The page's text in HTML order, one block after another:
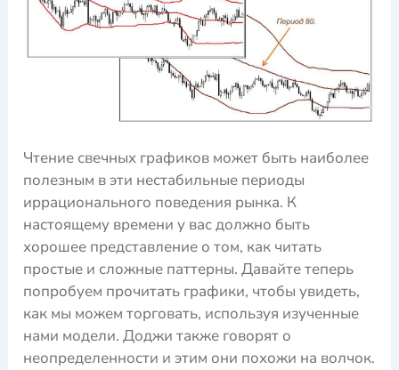
Чтение свечных графиков может быть наиболее
полезным в эти нестабильные периоды
иррационального поведения рынка. К
настоящему времени у вас должно быть
хорошее представление о том, как читать
простые и сложные паттерны. Давайте теперь
попробуем прочитать графики, чтобы увидеть,
как мы можем торговать, используя изученные
нами модели. Доджи также говорят о
неопределенности и этим они похожи на волчок.